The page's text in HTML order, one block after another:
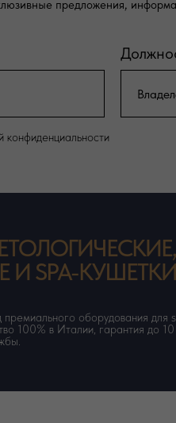
предложения,
конфиденциальности
оборудования для
100% в Италии, гарантия до 10
SPA-